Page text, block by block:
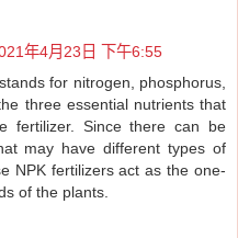
年4月23日 下午6:55
for nitrogen, phosphorus,
three essential nutrients that
fertilizer. Since there can be
may have different types of
NPK fertilizers act as the one-
of the plants.